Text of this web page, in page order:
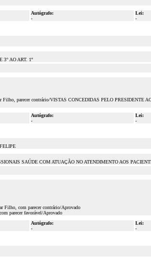
Autógrafo:
-
Lei:
-
3° AO ART. 1º
Filho, parecer contrário/VISTAS CONCEDIDAS PELO PRESIDENTE
Autógrafo:
-
Lei:
-
SAÚDE COM ATUAÇÃO NO ATENDIMENTO AOS
Filho, com parecer contrário/Aprovado
parecer favorável/Aprovado
Autógrafo:
-
Lei:
-